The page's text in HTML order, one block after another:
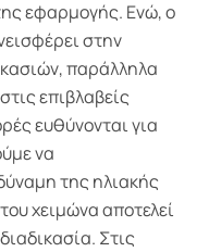
εφαρμογής. Ενώ, ο
στην
παράλληλα
επιβλαβείς
ευθύνονται για
να
της ηλιακής
χειμώνα αποτελεί
Στις